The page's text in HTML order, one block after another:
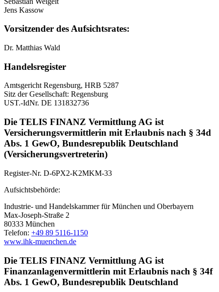
Jens Kassow
Vorsitzender des Aufsichtsrates:
Dr. Matthias Wald
Handelsregister
Amtsgericht Regensburg, HRB 5287
Sitz der Gesellschaft: Regensburg
UST.-IdNr. DE 131832736
Die TELIS FINANZ Vermittlung AG ist
Versicherungsvermittlerin mit Erlaubnis nach § 34d
Abs. 1 GewO, Bundesrepublik Deutschland
(Versicherungsvertreterin)
Register-Nr. D-6PX2-K2MKM-33
Aufsichtsbehörde:
Industrie- und Handelskammer für München und Oberbayern
Max-Joseph-Straße 2
80333 München
Telefon: +49 89 5116-1150
www.ihk-muenchen.de
Die TELIS FINANZ Vermittlung AG ist
Finanzanlagenvermittlerin mit Erlaubnis nach § 34f
Abs. 1 GewO, Bundesrepublik Deutschland